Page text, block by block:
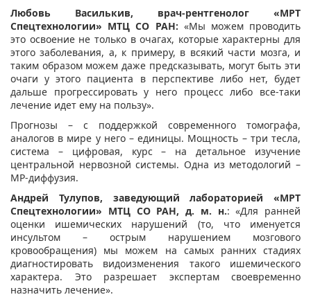
Любовь Василькив, врач-рентгенолог «МРТ
Спецтехнологии» МТЦ СО РАН: «Мы можем проводить
это освоение не только в очагах, которые характерны для
этого заболевания, а, к примеру, в всякий части мозга, и
таким образом можем даже предсказывать, могут быть эти
очаги у этого пациента в перспективе либо нет, будет
дальше прогрессировать у него процесс либо все-таки
лечение идет ему на пользу».
Прогнозы – с поддержкой современного томографа,
аналогов в мире у него – единицы. Мощность – три тесла,
система – цифровая, курс – на детальное изучение
центральной нервозной системы. Одна из методологий –
МР-диффузия.
Андрей Тулупов, заведующий лабораторией «МРТ
Спецтехнологии» МТЦ СО РАН, д. м. н.: «Для ранней
оценки ишемических нарушений (то, что именуется
инсультом – острым нарушением мозгового
кровообращения) мы можем на самых ранних стадиях
диагностировать видоизменения такого ишемического
характера. Это разрешает экспертам своевременно
назначить лечение».